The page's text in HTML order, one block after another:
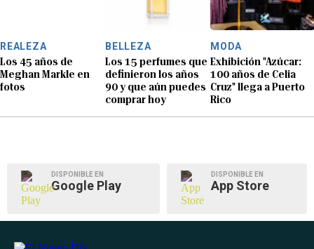
REALEZA
Los 45 años de
Meghan Markle en
fotos
BELLEZA
Los 15 perfumes que
definieron los años
90 y que aún puedes
comprar hoy
MODA
Exhibición "Azúcar:
100 años de Celia
Cruz" llega a Puerto
Rico
DISPONIBLE EN
Google Play
DISPONIBLE EN
App Store